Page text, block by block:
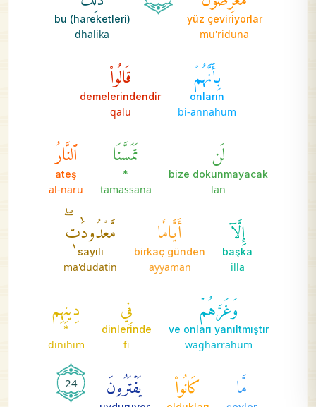
yüz çeviriyorlar
mu'riduna
bu (hareketleri)
dhalika
بِأَنَّهُمۡ
onların
bi-annahum
قَالُواْ
demelerindendir
qalu
لَن
bize dokunmayacak
lan
تَمَسَّنَا
*
tamassana
ٱلنَّارُ
ateş
al-naru
إِلَّآ
başka
illa
أَيَّامٗا
birkaç günden
ayyaman
مَّعۡدُودَٰتٖۖ
sayılı
ma'dudatin
وَغَرَّهُمۡ
ve onları yanıltmıştır
wagharrahum
فِي
dinlerinde
fi
دِينِهِم
*
dinihim
مَّا كَانُواْ يَفۡتَرُونَ 24